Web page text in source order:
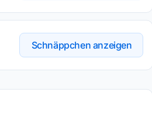
Schnäppchen anzeigen